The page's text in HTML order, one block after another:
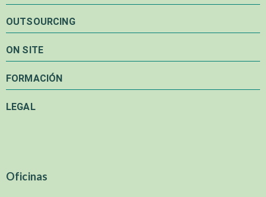
OUTSOURCING
ON SITE
FORMACIÓN
LEGAL
Oficinas